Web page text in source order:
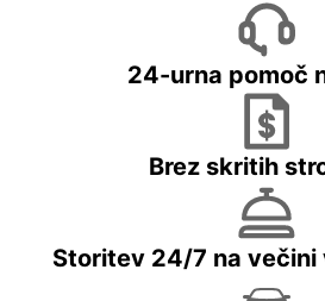
24-urna pomoč
Brez skritih
Storitev 24/7 na večini